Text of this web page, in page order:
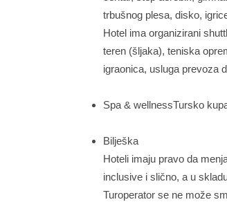
trbušnog plesa, disko,
Hotel ima organizirani
teren (šljaka), teniska
igraonica, usluga prevoza
Spa & wellnessTursko
Bilješka
Hoteli imaju pravo da
inclusive i slično, a u
Turoperator se ne može